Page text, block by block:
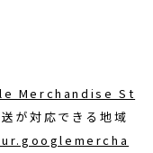
Merchandise St
が対応できる地域